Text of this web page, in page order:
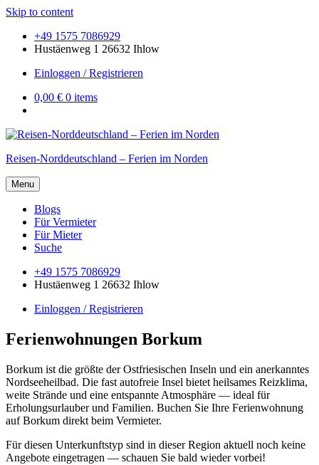
Skip to content
+49 1575 7086929
Hustäenweg 1 26632 Ihlow
Einloggen / Registrieren
0,00 € 0 items
Reisen-Norddeutschland – Ferien im Norden
Menu
Blogs
Für Vermieter
Für Mieter
Suche
+49 1575 7086929
Hustäenweg 1 26632 Ihlow
Einloggen / Registrieren
Ferienwohnungen Borkum
Borkum ist die größte der Ostfriesischen Inseln und ein anerkanntes
Nordseeheilbad. Die fast autofreie Insel bietet heilsames Reizklima,
weite Strände und eine entspannte Atmosphäre — ideal für
Erholungsurlauber und Familien. Buchen Sie Ihre Ferienwohnung
auf Borkum direkt beim Vermieter.
Für diesen Unterkunftstyp sind in dieser Region aktuell noch keine
Angebote eingetragen — schauen Sie bald wieder vorbei!